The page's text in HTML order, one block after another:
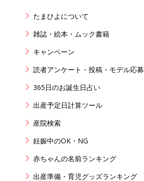
たまひよについて
雑誌・絵本・ムック書籍
キャンペーン
読者アンケート・投稿・モデル応募
365日のお誕生日占い
出産予定日計算ツール
産院検索
妊娠中のOK・NG
赤ちゃんの名前ランキング
出産準備・育児グッズランキング